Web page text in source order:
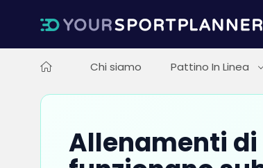
Chi siamo Pattino In Linea
Allenamenti